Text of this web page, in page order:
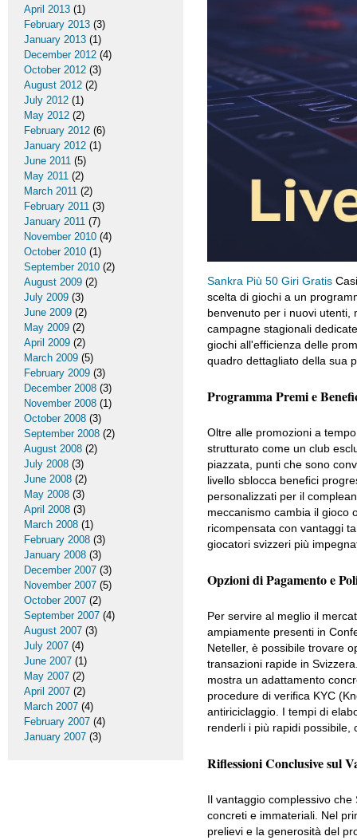
Sankra Più 50 Giri Gratis
scelta di giochi a un
benvenuto per i nuovi utenti,
campagne stagionali
giochi all'efficienza delle
quadro dettagliato della sua
Programma Premi e
Oltre alle promozioni a
strutturato come un club
piazzata, punti che sono
livello sblocca benefici
personalizzati per il
meccanismo cambia il gioco
ricompensata con vantaggi
giocatori svizzeri più
Opzioni di Pagamento e
Per servire al meglio il
ampiamente presenti in
Neteller, è possibile trovare
transazioni rapide in
mostra un adattamento
procedure di verifica KYC
antiriciclaggio. I tempi di
renderli i più rapidi possibile,
Riflessioni Conclusive sul
Il vantaggio complessivo
concreti e immateriali. Nel
prelievi e la generosità del
April 2013 (1)
February 2013 (3)
January 2013 (1)
December 2012 (4)
October 2012 (3)
August 2012 (2)
July 2012 (1)
May 2012 (2)
February 2012 (6)
January 2012 (1)
June 2011 (5)
May 2011 (2)
March 2011 (2)
February 2011 (3)
January 2011 (7)
November 2010 (4)
October 2010 (1)
September 2010 (2)
August 2009 (2)
July 2009 (3)
June 2009 (2)
May 2009 (2)
April 2009 (2)
March 2009 (5)
February 2009 (3)
December 2008 (3)
November 2008 (1)
October 2008 (3)
September 2008 (2)
August 2008 (2)
July 2008 (3)
June 2008 (2)
May 2008 (3)
April 2008 (3)
March 2008 (1)
February 2008 (3)
January 2008 (3)
December 2007 (3)
November 2007 (5)
October 2007 (2)
September 2007 (4)
August 2007 (3)
July 2007 (4)
June 2007 (1)
May 2007 (2)
April 2007 (2)
March 2007 (4)
February 2007 (4)
January 2007 (3)